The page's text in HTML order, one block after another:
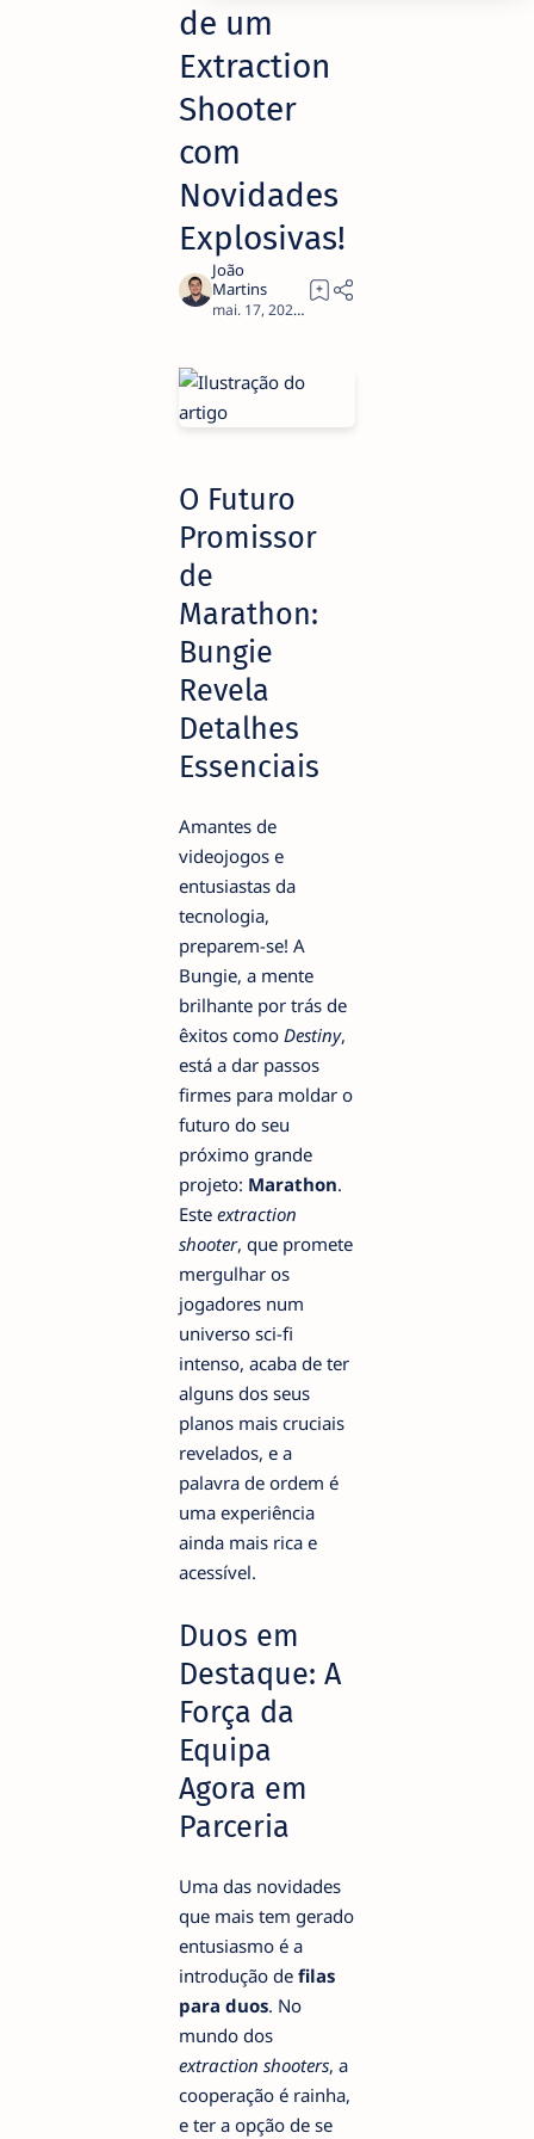
de um
Extraction
Shooter
com
Novidades
Explosivas!
O Futuro
Promissor
de
Marathon:
Bungie
Revela
Detalhes
Essenciais
Amantes de
videojogos e
entusiastas da
tecnologia,
preparem-se! A
Bungie, a mente
brilhante por trás de
êxitos como Destiny,
está a dar passos
firmes para moldar o
futuro do seu
próximo grande
projeto: Marathon.
Este extraction
shooter, que promete
mergulhar os
jogadores num
universo sci-fi
intenso, acaba de ter
alguns dos seus
planos mais cruciais
revelados, e a
palavra de ordem é
uma experiência
ainda mais rica e
acessível.
Duos em
Destaque: A
Força da
Equipa
Agora em
Parceria
Uma das novidades
que mais tem gerado
entusiasmo é a
introdução de filas
para duos. No
mundo dos
extraction shooters, a
cooperação é rainha,
e ter a opção de se